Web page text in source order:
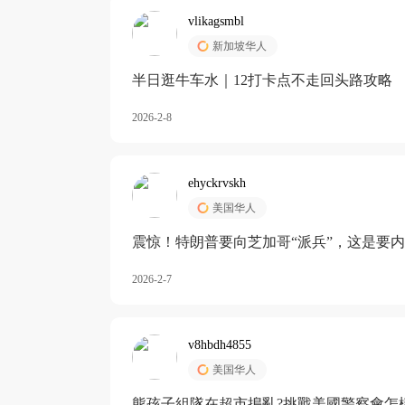
vlikagsmbl
新加坡华人
半日逛牛车水｜12打卡点不走回头路攻略
2026-2-8
ehyckrvskh
美国华人
震惊！特朗普要向芝加哥“派兵”，这是要
2026-2-7
v8hbdh4855
美国华人